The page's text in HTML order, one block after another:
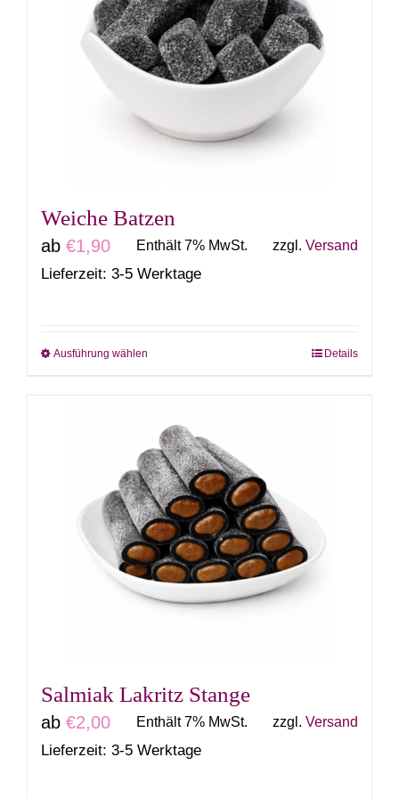
auf.
Die
Optionen
auf
der
werden
Weiche Batzen
ab €1,90 Enthält 7% MwSt. zzgl. Versand
Lieferzeit: 3-5 Werktage
Ausführung wählen
mehrere
Varianten
auf.
Die
Optionen
können
auf
werden
Details
Salmiak Lakritz Stange
ab €2,00 Enthält 7% MwSt. zzgl. Versand
Lieferzeit: 3-5 Werktage